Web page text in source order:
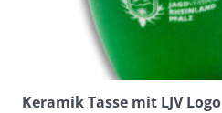
Keramik Tasse mit LJV Logo